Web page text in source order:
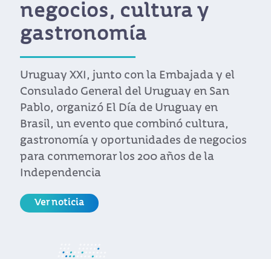
por su infraestructura
y su estilo de vida
relajado
Por sus políticas de puertas abiertas,
excelente conectividad y calidad de vida
única, el país es elegido por profesionales
internacionales que buscan combinar
trabajo remoto y bienestar
Ver noticia